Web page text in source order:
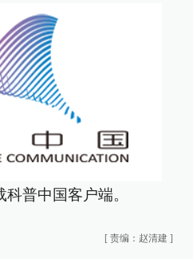
普中国客户端。
[ 责编：赵清建 ]